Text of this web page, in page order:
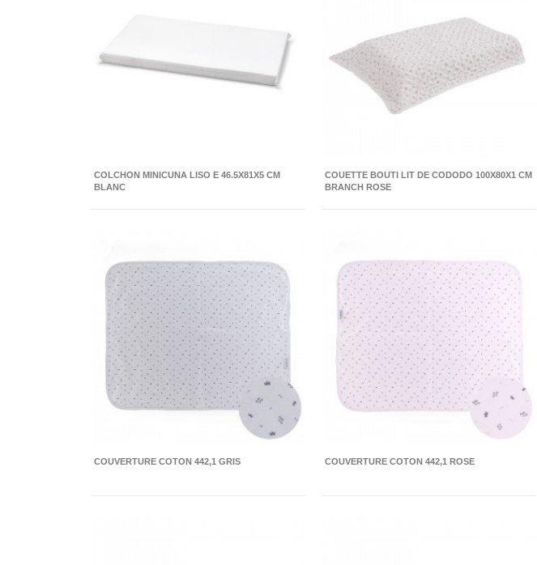
COLCHON MINICUNA LISO E 46.5X81X5 CM
BLANC
COUETTE BOUTI LIT DE CODODO 100X80X1 CM
BRANCH ROSE
COUVERTURE COTON 442,1 GRIS COUVERTURE COTON 442,1 ROSE